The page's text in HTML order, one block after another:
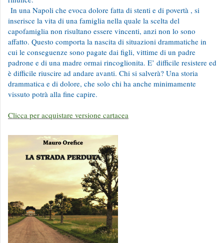
In una Napoli che evoca dolore fatta di stenti e di povertà , si
inserisce la vita di una famiglia nella quale la scelta del
capofamiglia non risultano essere vincenti, anzi non lo sono
affatto. Questo comporta la nascita di situazioni drammatiche in
cui le conseguenze sono pagate dai figli, vittime di un padre
padrone e di una madre ormai rincoglionita. E’ difficile resistere ed
è difficile riuscire ad andare avanti. Chi si salverà? Una storia
drammatica e di dolore, che solo chi ha anche minimamente
vissuto potrà alla fine capire.
Clicca per acquistare versione cartacea